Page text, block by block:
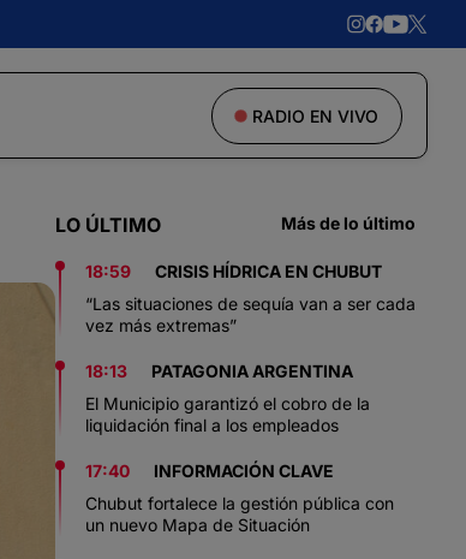
RADIO EN VIVO
LO ÚLTIMO Más de lo último
18:59
CRISIS HÍDRICA EN CHUBUT
“Las situaciones de sequía van a ser cada
vez más extremas”
18:13
PATAGONIA ARGENTINA
El Municipio garantizó el cobro de la
liquidación final a los empleados
17:40
INFORMACIÓN CLAVE
Chubut fortalece la gestión pública con
un nuevo Mapa de Situación